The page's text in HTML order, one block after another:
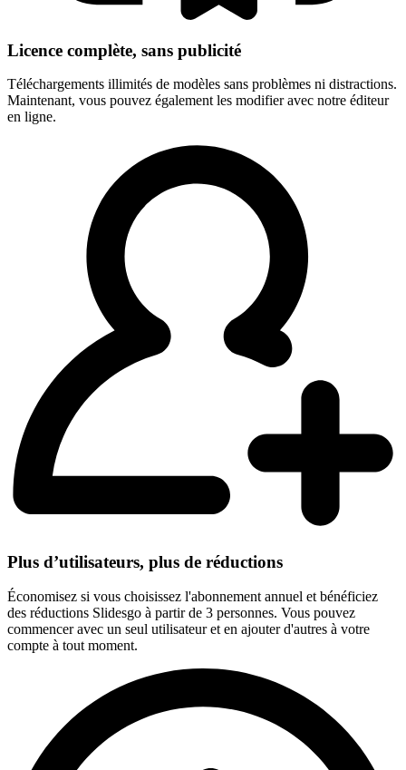
Licence complète, sans publicité
Téléchargements illimités de modèles sans problèmes ni distractions.
Maintenant, vous pouvez également les modifier avec notre éditeur
en ligne.
Plus d’utilisateurs, plus de réductions
Économisez si vous choisissez l'abonnement annuel et bénéficiez
des réductions Slidesgo à partir de 3 personnes. Vous pouvez
commencer avec un seul utilisateur et en ajouter d'autres à votre
compte à tout moment.